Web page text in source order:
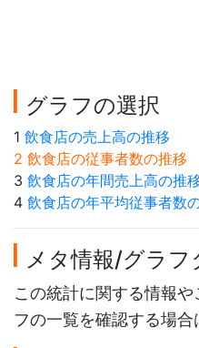
グラフの選択
1 飲食店の売上高の推移
2 飲食店の従事者数の推移
3 飲食店の年間売上高の推
4 飲食店の年平均従事者数
メタ情報/グラ
この統計に関する情報
フの一覧を確認する場合